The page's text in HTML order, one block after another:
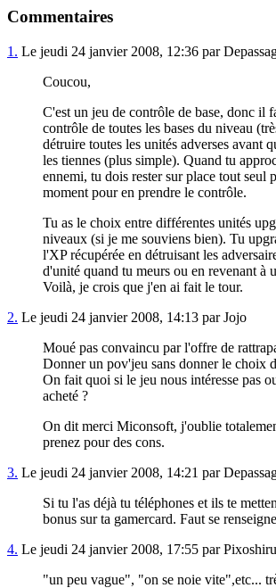
Commentaires
1. Le jeudi 24 janvier 2008, 12:36 par
Coucou,
C'est un jeu de contrôle de base, donc il
contrôle de toutes les bases du niveau
détruire toutes les unités adverses avant
les tiennes (plus simple). Quand tu
ennemi, tu dois rester sur place tout seul
moment pour en prendre le contrôle.
Tu as le choix entre différentes unités
niveaux (si je me souviens bien). Tu
l'XP récupérée en détruisant les
d'unité quand tu meurs ou en revenant à
Voilà, je crois que j'en ai fait le tour.
2. Le jeudi 24 janvier 2008, 14:13 par Jojo
Moué pas convaincu par l'offre de
Donner un pov'jeu sans donner le choix
On fait quoi si le jeu nous intéresse pas
acheté ?
On dit merci Miconsoft, j'oublie
prenez pour des cons.
3. Le jeudi 24 janvier 2008, 14:21 par
Si tu l'as déjà tu téléphones et ils te
bonus sur ta gamercard. Faut se
4. Le jeudi 24 janvier 2008, 17:55 par Pixoshiru
"un peu vague", "on se noie vite",etc...